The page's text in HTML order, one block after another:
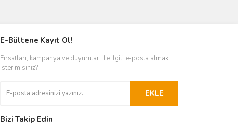
E-Bültene Kayıt Ol!
Fırsatları, kampanya ve duyuruları ile ilgili e-posta almak
ister misiniz?
EKLE
Bizi Takip Edin